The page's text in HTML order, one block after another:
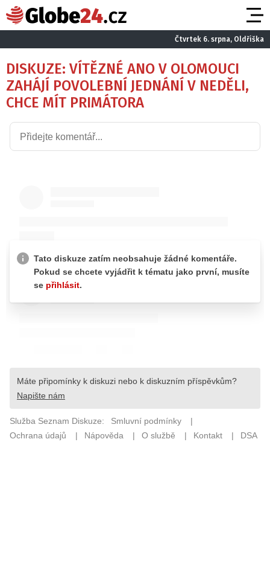
Čtvrtek 6. srpna, Oldřiška
DISKUZE: VÍTĚZNÉ ANO V OLOMOUCI
ZAHÁJÍ POVOLEBNÍ JEDNÁNÍ V NEDĚLI,
CHCE MÍT PRIMÁTORA